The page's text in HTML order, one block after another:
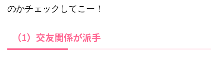
のかチェックしてこー！
（1）交友関係が派手